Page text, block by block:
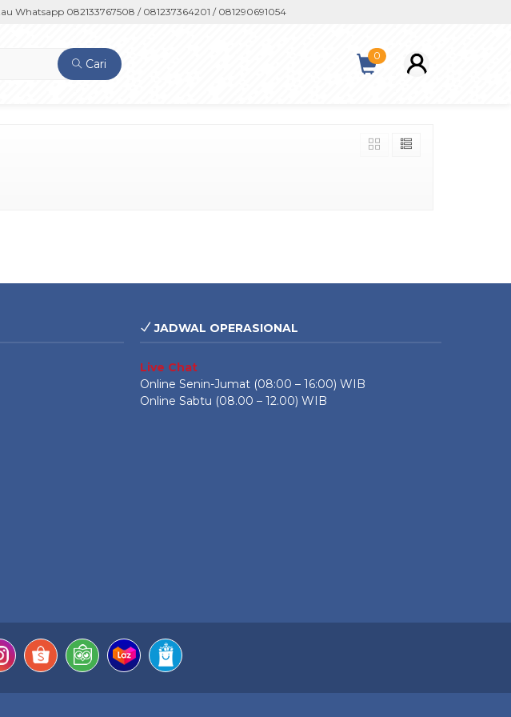
Whatsapp 082133767508 / 081237364201 / 081290691054
Cari
0
JADWAL OPERASIONAL
Live Chat
Online Senin-Jumat (08:00 – 16:00) WIB
Online Sabtu (08.00 – 12.00) WIB